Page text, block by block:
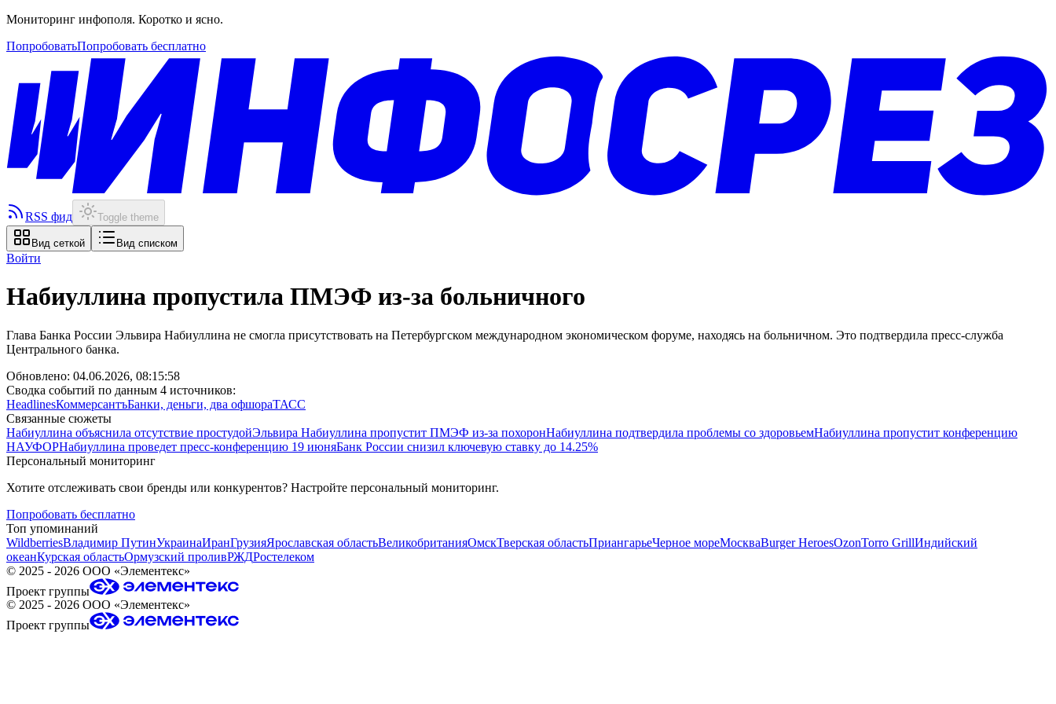
Мониторинг инфополя. Коротко и ясно.
ПопробоватьПопробовать бесплатно
RSS фид Toggle theme
Вид сеткой Вид списком
Войти
Набиуллина пропустила ПМЭФ из-за больничного
Глава Банка России Эльвира Набиуллина не смогла присутствовать на Петербургском международном экономическом форуме, находясь на больничном. Это подтвердила пресс-служба
Центрального банка.
Обновлено: 04.06.2026, 08:15:58
Сводка событий по данным 4 источников:
HeadlinesКоммерсантъБанки, деньги, два офшораТАСС
Связанные сюжеты
Набиуллина объяснила отсутствие простудойЭльвира Набиуллина пропустит ПМЭФ из-за похоронНабиуллина подтвердила проблемы со здоровьемНабиуллина пропустит конференцию
НАУФОРНабиуллина проведет пресс-конференцию 19 июняБанк России снизил ключевую ставку до 14.25%
Персональный мониторинг
Хотите отслеживать свои бренды или конкурентов? Настройте персональный мониторинг.
Попробовать бесплатно
Топ упоминаний
WildberriesВладимир ПутинУкраинаИранГрузияЯрославская областьВеликобританияОмскТверская областьПриангарьеЧерное мореМоскваBurger HeroesOzonTorro GrillИндийский
океанКурская областьОрмузский проливРЖДРостелеком
© 2025 - 2026 ООО «Элементекс»
Проект группы
© 2025 - 2026 ООО «Элементекс»
Проект группы